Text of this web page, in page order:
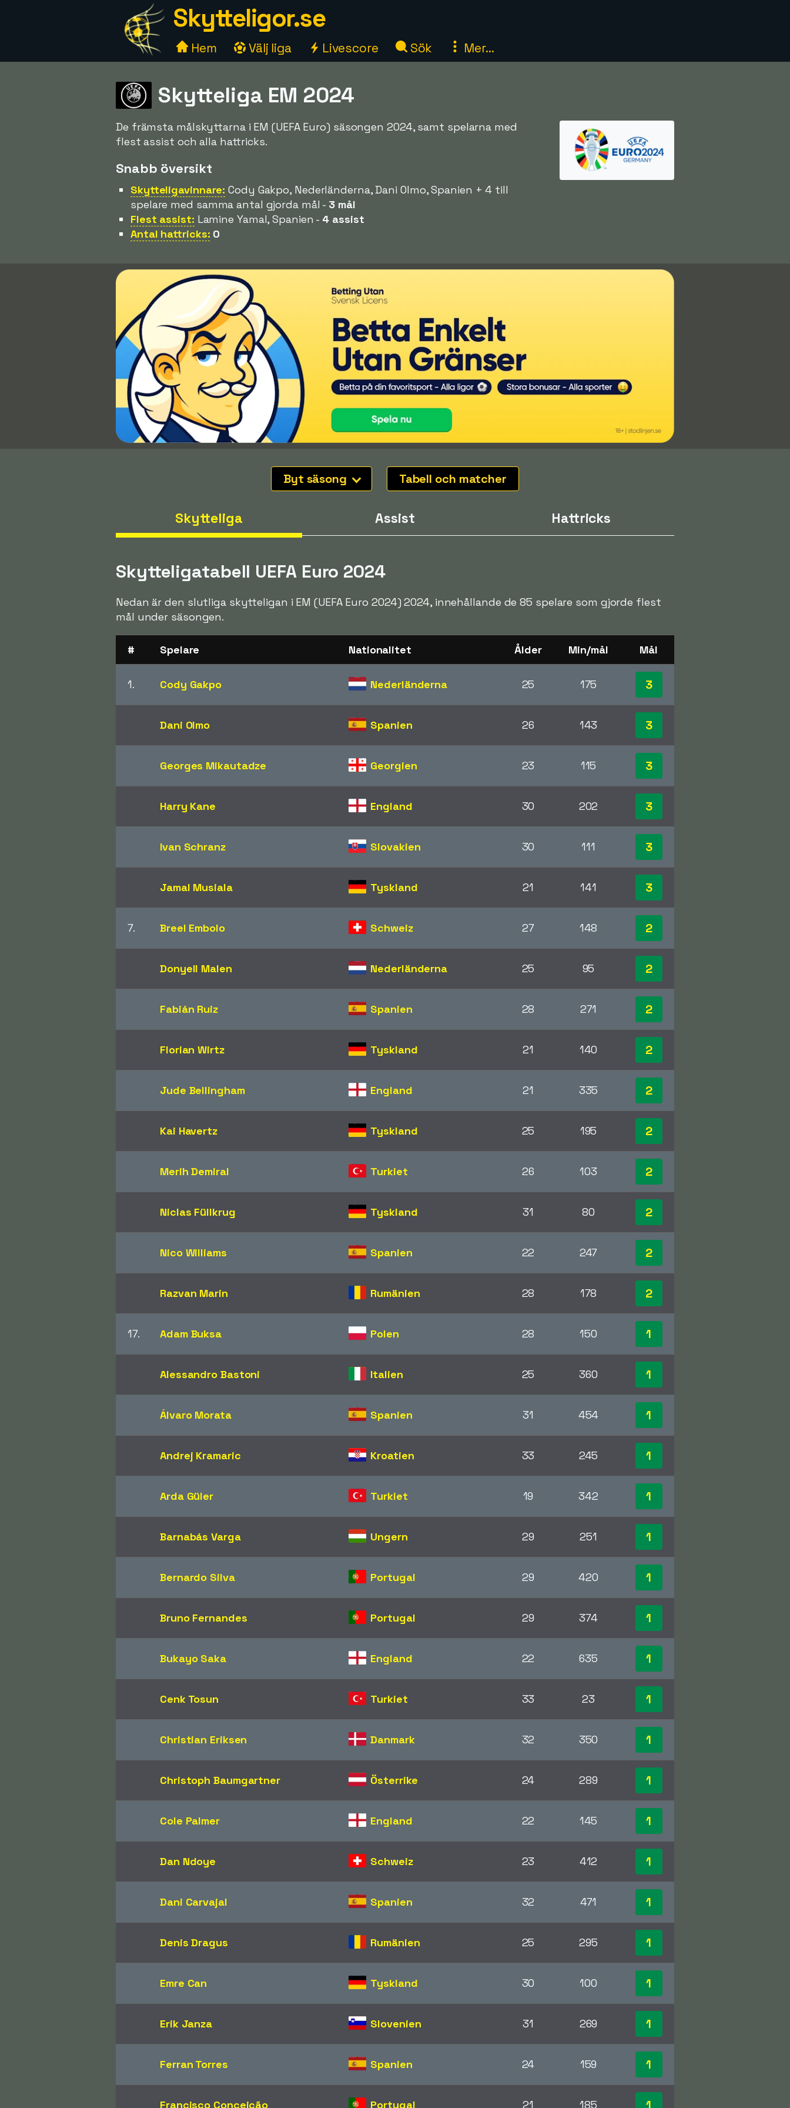
Skytteligor.se
Hem Välj liga Livescore Sök Mer...
Skytteliga EM 2024
De främsta målskyttarna i EM (UEFA Euro) säsongen 2024, samt spelarna med
flest assist och alla hattricks.
Snabb översikt
Skytteligavinnare: Cody Gakpo, Nederländerna, Dani Olmo, Spanien + 4 till
spelare med samma antal gjorda mål - 3 mål
Flest assist: Lamine Yamal, Spanien - 4 assist
Antal hattricks: 0
Byt säsong Tabell och matcher
Skytteliga Assist Hattricks
Skytteligatabell UEFA Euro 2024
Nedan är den slutliga skytteligan i EM (UEFA Euro 2024) 2024, innehållande de 85 spelare som gjorde flest
mål under säsongen.
# Spelare Nationalitet Ålder Min/mål Mål
1. Cody Gakpo Nederländerna 25 175 3
Dani Olmo Spanien 26 143 3
Georges Mikautadze Georgien 23 115 3
Harry Kane England 30 202 3
Ivan Schranz Slovakien 30 111 3
Jamal Musiala Tyskland 21 141 3
7. Breel Embolo Schweiz 27 148 2
Donyell Malen Nederländerna 25 95 2
Fabián Ruiz Spanien 28 271 2
Florian Wirtz Tyskland 21 140 2
Jude Bellingham England 21 335 2
Kai Havertz Tyskland 25 195 2
Merih Demiral Turkiet 26 103 2
Niclas Füllkrug Tyskland 31 80 2
Nico Williams Spanien 22 247 2
Razvan Marin Rumänien 28 178 2
17. Adam Buksa Polen 28 150 1
Alessandro Bastoni Italien 25 360 1
Álvaro Morata Spanien 31 454 1
Andrej Kramaric Kroatien 33 245 1
Arda Güler Turkiet 19 342 1
Barnabás Varga Ungern 29 251 1
Bernardo Silva Portugal 29 420 1
Bruno Fernandes Portugal 29 374 1
Bukayo Saka England 22 635 1
Cenk Tosun Turkiet 33 23 1
Christian Eriksen Danmark 32 350 1
Christoph Baumgartner Österrike 24 289 1
Cole Palmer England 22 145 1
Dan Ndoye Schweiz 23 412 1
Dani Carvajal Spanien 32 471 1
Denis Dragus Rumänien 25 295 1
Emre Can Tyskland 30 100 1
Erik Janza Slovenien 31 269 1
Ferran Torres Spanien 24 159 1
Francisco Conceição Portugal 21 185 1